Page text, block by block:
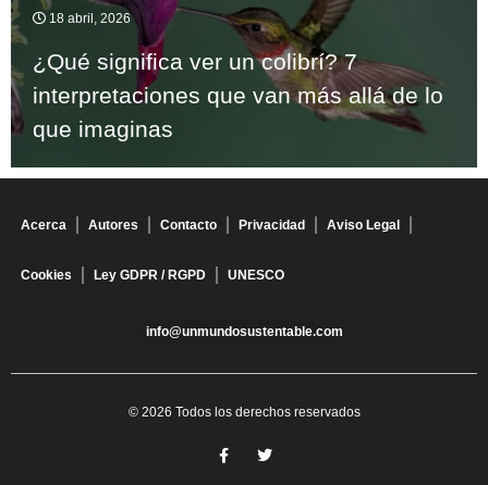
18 abril, 2026
¿Qué significa ver un colibrí? 7
interpretaciones que van más allá de lo
que imaginas
Acerca Autores Contacto Privacidad Aviso Legal
Cookies Ley GDPR / RGPD UNESCO
info@unmundosustentable.com
© 2026 Todos los derechos reservados